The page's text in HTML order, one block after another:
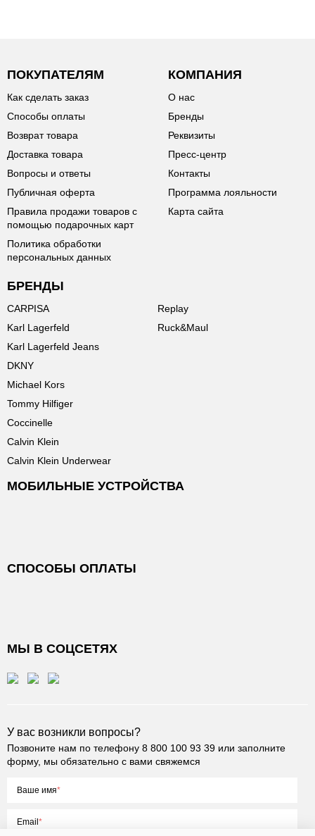
ПОКУПАТЕЛЯМ
Как сделать заказ
Способы оплаты
Возврат товара
Доставка товара
Вопросы и ответы
Публичная оферта
Правила продажи товаров с
помощью подарочных карт
Политика обработки
персональных данных
КОМПАНИЯ
О нас
Бренды
Реквизиты
Пресс-центр
Контакты
Программа лояльности
Карта сайта
БРЕНДЫ
CARPISA
Karl Lagerfeld
Karl Lagerfeld Jeans
DKNY
Michael Kors
Tommy Hilfiger
Coccinelle
Calvin Klein
Calvin Klein Underwear
Replay
Ruck&Maul
МОБИЛЬНЫЕ УСТРОЙСТВА
СПОСОБЫ ОПЛАТЫ
МЫ В СОЦСЕТЯХ
У вас возникли вопросы?
Позвоните нам по телефону 8 800 100 93 39 или заполните
форму, мы обязательно с вами свяжемся
Ваше имя
Email